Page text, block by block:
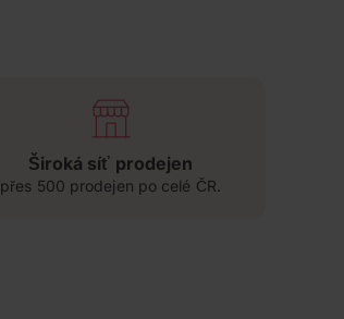
Široká síť prodejen
přes 500 prodejen po celé ČR.